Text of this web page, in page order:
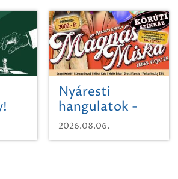
Nyáresti
hangulatok -
Mágnás Miska
2026.08.06.